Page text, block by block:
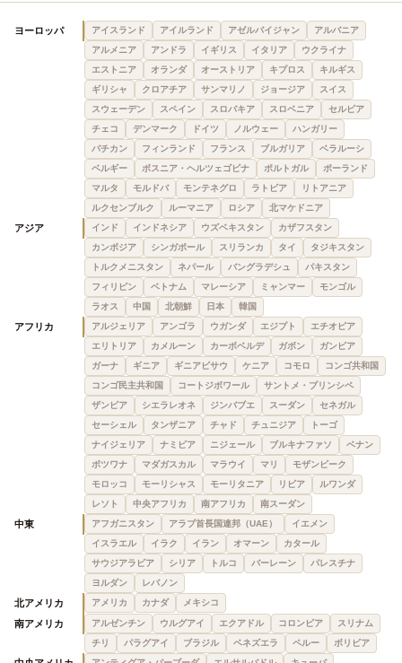
ヨーロッパ アイスランド アイルランド アゼルバイジャン
アルバニア
アルメニア
アンドラ イギリス イタリア
ウクライナ
エストニア
オランダ オーストリア キプロス
キルギス
ギリシャ
クロアチア サンマリノ ジョージア
スイス
スウェーデン
スペイン スロバキア スロベニア
セルビア
チェコ
デンマーク ドイツ ノルウェー
ハンガリー
バチカン
フィンランド フランス ブルガリア
ベラルーシ
ベルギー
ボスニア・ヘルツェゴビナ ポルトガル
ポーランド
マルタ
モルドバ モンテネグロ ラトビア
リトアニア
ルクセンブルク
ルーマニア ロシア 北マケドニア
アジア インド インドネシア ウズベキスタン
カザフスタン
カンボジア
シンガポール スリランカ タイ
タジキスタン
トルクメニスタン
ネパール バングラデシュ
パキスタン
フィリピン
ベトナム マレーシア ミャンマー
モンゴル
ラオス
中国 北朝鮮 日本 韓国
アフリカ アルジェリア アンゴラ ウガンダ エジプト
エチオピア
エリトリア
カメルーン カーボベルデ ガボン
ガンビア
ガーナ
ギニア ギニアビサウ ケニア コモロ
コンゴ共和国
コンゴ民主共和国
コートジボワール
サントメ・プリンシペ
ザンビア
シエラレオネ ジンバブエ スーダン
セネガル
セーシェル
タンザニア チャド チュニジア
トーゴ
ナイジェリア
ナミビア ニジェール ブルキナファソ
ベナン
ボツワナ
マダガスカル マラウイ マリ
モザンビーク
モロッコ
モーリシャス モーリタニア リビア
ルワンダ
レソト
中央アフリカ 南アフリカ 南スーダン
中東 アフガニスタン アラブ首長国連邦（UAE）
イエメン
イスラエル
イラク イラン オマーン
カタール
サウジアラビア
シリア トルコ バーレーン
パレスチナ
ヨルダン
レバノン
北アメリカ アメリカ カナダ メキシコ
南アメリカ アルゼンチン ウルグアイ エクアドル コロンビア
スリナム
チリ
パラグアイ ブラジル ベネズエラ ペルー ボリビア